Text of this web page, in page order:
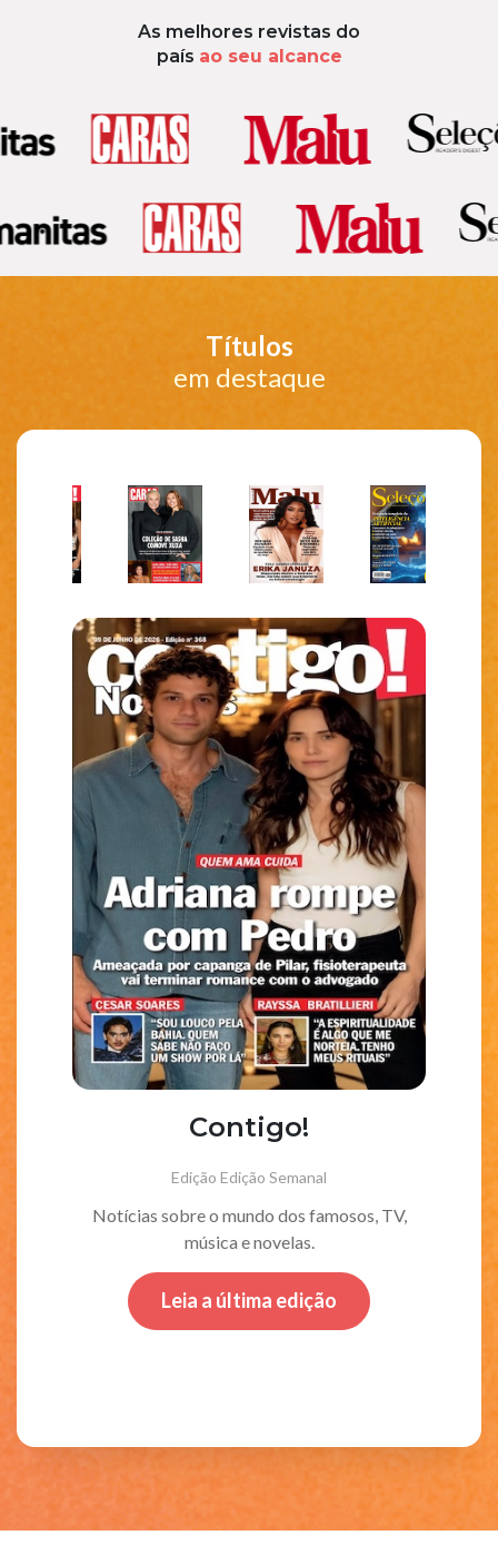
As melhores revistas do
país ao seu alcance
Títulos
em destaque
Contigo!
Edição Edição Semanal
Notícias sobre o mundo dos famosos, TV,
música e novelas.
Leia a última edição